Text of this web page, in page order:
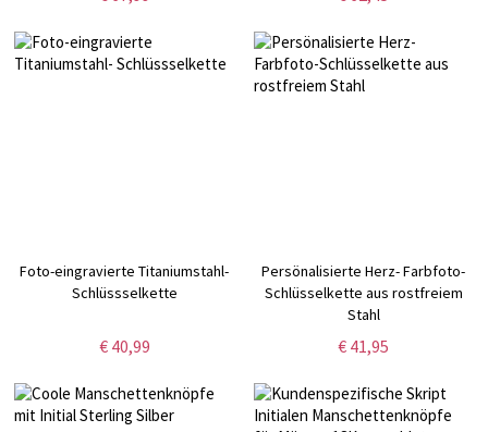
Foto-eingravierte Titaniumstahl-
Schlüssselkette
€ 40,99
Persönalisierte Herz- Farbfoto-
Schlüsselkette aus rostfreiem
Stahl
€ 41,95